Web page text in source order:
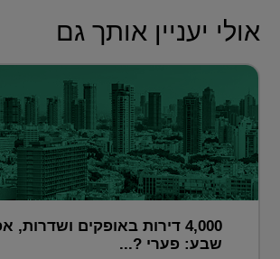
אולי יעניין אותך גם
4,000 דירות באופקים
שבע: פערי ?...